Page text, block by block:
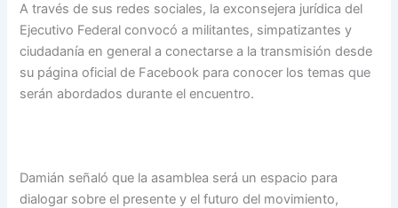
A través de sus redes sociales, la exconsejera jurídica del
Ejecutivo Federal convocó a militantes, simpatizantes y
ciudadanía en general a conectarse a la transmisión desde
su página oficial de Facebook para conocer los temas que
serán abordados durante el encuentro.
Damián señaló que la asamblea será un espacio para
dialogar sobre el presente y el futuro del movimiento,